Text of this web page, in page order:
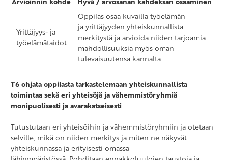
Yrittäjyys- ja
työelämätaidot
Oppilas osaa kuvailla työelämän
ja yrittäjyyden yhteiskunnallista
merkitystä ja arvioida niiden tarjoamia
mahdollisuuksia myös oman
tulevaisuutensa kannalta
T6 ohjata oppilasta tarkastelemaan yhteiskunnallista
toimintaa sekä eri yhteisöjä ja vähemmistöryhmiä
monipuolisesti ja avarakatseisesti
Tutustutaan eri yhteisöihin ja vähemmistöryhmiin ja otetaan
selville, mikä on niiden merkitys ja miten ne näkyvät
yhteiskunnassa ja erityisesti omassa